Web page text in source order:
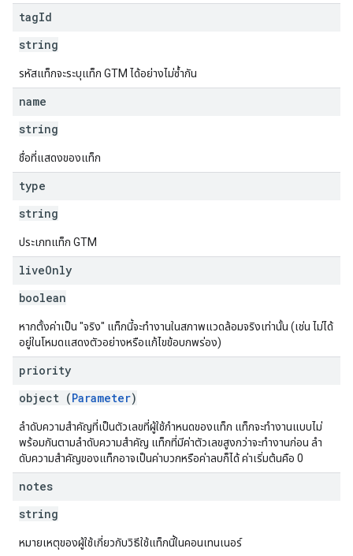
tagId
string
รหัสแท็กจะระบุแท็ก GTM ได้อย่างไม่ซ้ำกัน
name
string
ชื่อที่แสดงของแท็ก
type
string
ประเภทแท็ก GTM
liveOnly
boolean
หากตั้งค่าเป็น "จริง" แท็กนี้จะทํางานในสภาพแวดล้อมจริงเท่านั้น (เช่น ไม่ได้
อยู่ในโหมดแสดงตัวอย่างหรือแก้ไขข้อบกพร่อง)
priority
object (Parameter)
ลําดับความสําคัญที่เป็นตัวเลขที่ผู้ใช้กําหนดของแท็ก แท็กจะทํางานแบบไม่
พร้อมกันตามลําดับความสําคัญ แท็กที่มีค่าตัวเลขสูงกว่าจะทํางานก่อน ลํา
ดับความสําคัญของแท็กอาจเป็นค่าบวกหรือค่าลบก็ได้ ค่าเริ่มต้นคือ 0
notes
string
หมายเหตุของผู้ใช้เกี่ยวกับวิธีใช้แท็กนี้ในคอนเทนเนอร์